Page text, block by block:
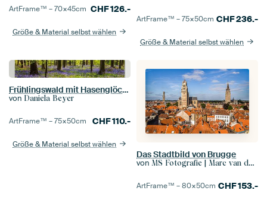
ArtFrame™ –70×45cm CHF126.-
Größe & Material selbst wählen
ArtFrame™ –75×50cm CHF236.-
Größe & Material selbst wählen
Frühlingswald mit Hasenglöckchen
von Daniela Beyer
ArtFrame™ –75×50cm CHF110.-
Größe & Material selbst wählen
Das Stadtbild von Brugge
von MS Fotografie | Marc van der Stelt
ArtFrame™ –80×50cm CHF153.-